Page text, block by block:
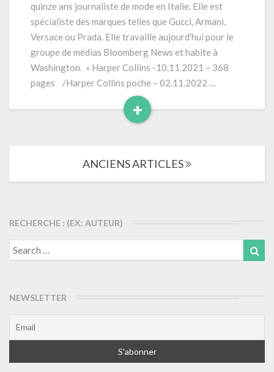
(2021)
368
pages
quinze ans journaliste de mode en Italie. Elle est
spécialiste des marques telles que Gucci, Armani,
Versace ou Prada. Elle travaille aujourd’hui pour le
groupe de médias Bloomberg News et habite à
Washington. » Harper Collins -10.11.2021 – 368
pages /Harper Collins poche – 02.11.2022 …
+
Read
les
ANCIENS ARTICLES
RECHERCHE : (EX: AUTEUR)
Search
for:
NEWSLETTER